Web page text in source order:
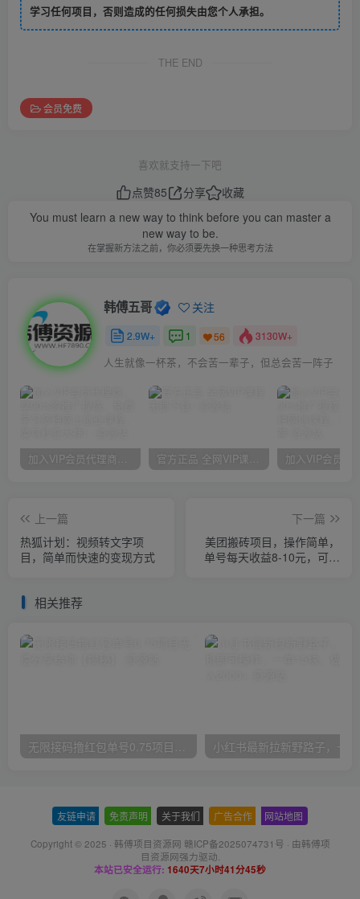
学习任何项目，否则造成的任何损失由您个人承担。
THE END
会员免费
喜欢就支持一下吧
点赞85 分享
收藏
You must learn a new way to think before you can master a
new way to be.
在掌握新方法之前，你必须要先换一种思考方法
韩傅五哥 关注
2.9W+ 1 56 3130W+
人生就像一杯茶，不会苦一辈子，但总会苦一阵子
加入VIP会员代理商，享90%的推广提成，免费学习多种网上创业课程，菜鸟秒变大神！ 官方正品 全网VIP课程 无损下载~
上一篇
热狐计划：视频转文字项
目，简单而快速的变现方式
下一篇
美团搬砖项目，操作简单，
单号每天收益8-10元，可批
相关推荐
友链申请 免责声明 关于我们 广告合作 网站地图
Copyright © 2025 · 韩傅项目资源网 赣ICP备2025074731号 · 由韩傅项
目资源网强力驱动.
本站已安全运行: 1640天7小时41分46秒